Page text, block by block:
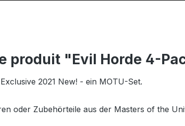
produit "Evil Horde 4-
2021 New! - ein MOTU-Set.
oder Zubehörteile aus der Masters of the